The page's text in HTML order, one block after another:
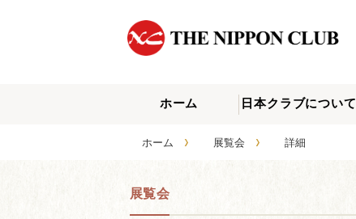
ホーム
日本クラブについて
ホーム › 展覧会 › 詳細
展覧会